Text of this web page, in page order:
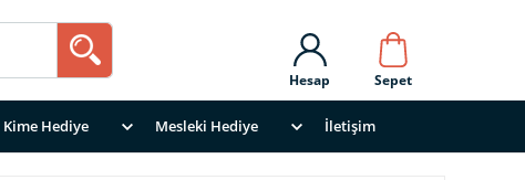
Sepet
Hesap
Kime Hediye Mesleki Hediye İletişim